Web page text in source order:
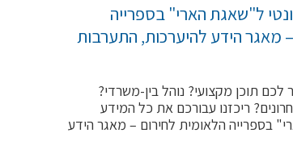
ל"שאגת הארי" בספרייה
מאגר הידע להיערכות, התערבות
תוכן מקצועי? נוהל בין-משרדי?
ריכזנו עבורכם את כל המידע
בספרייה הלאומית לחירום – מאגר הידע